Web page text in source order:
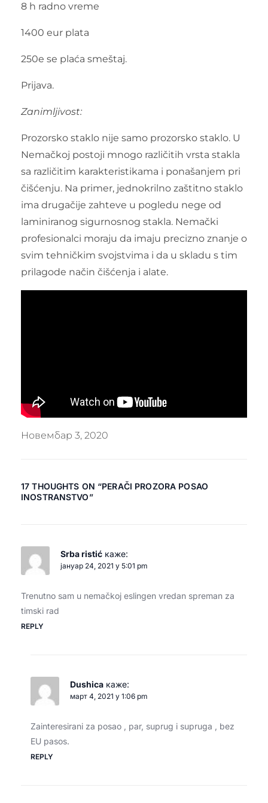
8 h radno vreme
1400 eur plata
250e se plaća smeštaj.
Prijava.
Zanimljivost:
Prozorsko staklo nije samo prozorsko staklo. U
Nemačkoj postoji mnogo različitih vrsta stakla
sa različitim karakteristikama i ponašanjem pri
čišćenju. Na primer, jednokrilno zaštitno staklo
ima drugačije zahteve u pogledu nege od
laminiranog sigurnosnog stakla. Nemački
profesionalci moraju da imaju precizno znanje o
svim tehničkim svojstvima i da u skladu s tim
prilagode način čišćenja i alate.
Новембар 3, 2020
17 THOUGHTS ON “PERAČI PROZORA POSAO
INOSTRANSTVO”
Srba ristić каже:
јануар 24, 2021 у 5:01 pm
Trenutno sam u nemačkoj eslingen vredan spreman za
timski rad
REPLY
Dushica каже:
март 4, 2021 у 1:06 pm
Zainteresirani za posao , par, suprug i supruga , bez
EU pasos.
REPLY